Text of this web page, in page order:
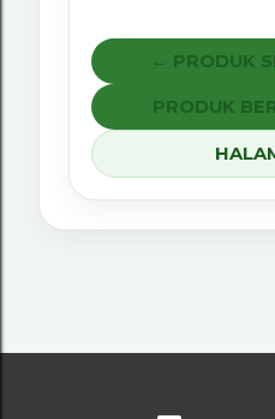
← PRODUK
PRODUK